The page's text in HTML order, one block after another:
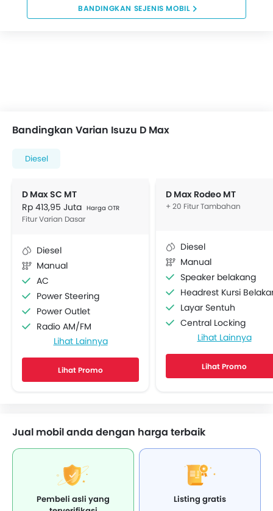
BANDINGKAN SEJENIS MOBIL
Bandingkan Varian Isuzu D Max
Diesel
D Max SC MT
Rp 413,95 Juta Harga OTR
Fitur Varian Dasar
Diesel
Manual
AC
Power Steering
Power Outlet
Radio AM/FM
Speaker depan
Audio 2DIN
Sambungan Bluetooth
Adjustable Seats
Lapisan berbahan kain
Pengaturan Posisi Stir
Cup Holder - depan
Bottle Holder
Lihat Lainnya
Lihat Promo
D Max Rodeo MT
+ 20 Fitur Tambahan
Diesel
Manual
Speaker belakang
Headrest Kursi
Layar Sentuh
Central Locking
Child Safety Locks
Sabuk Pengaman
Engine Immobilizer
Velg alloy
Kursi Lipat Belakang
Kamera Belakang
Lihat Lainnya
Lihat Promo
Jual mobil anda dengan harga terbaik
Pembeli asli yang
Listing gratis